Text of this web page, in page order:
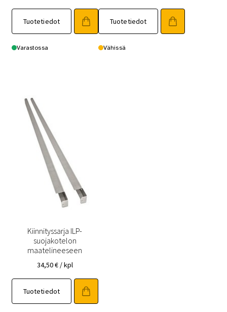
Tuotetiedot
Varastossa
Tuotetiedot
Vähissä
Kiinnityssarja ILP-
suojakotelon
maatelineeseen
34,50€ / kpl
Tuotetiedot